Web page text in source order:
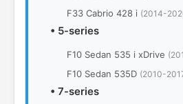
F33 Cabrio 428 i (2014-
• 5-series
F10 Sedan 535 i xDrive
F10 Sedan 535D (2010-
• 7-series